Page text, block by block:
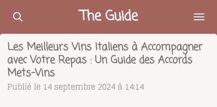
Passer
contenu
principal
The Guide
Les Meilleurs Vins Italiens à Accompagner
avec Votre Repas : Un Guide des Accords
Mets-Vins
Publié le 14 septembre 2024 à 14:14